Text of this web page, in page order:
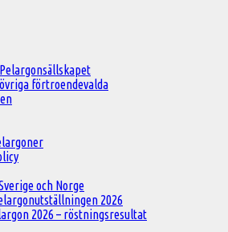
förtroendevalda
och Norge
2026
2026 – röstningsresultat